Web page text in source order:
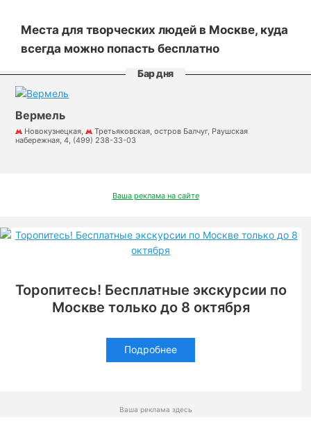
Места для творческих людей в Москве, куда
всегда можно попасть бесплатно
Бар дня
Вермель
Новокузнецкая,
Третьяковская, остров Балчуг, Раушская
набережная, 4, (499) 238-33-03
Ваша реклама на сайте
Торопитесь! Бесплатные экскурсии по
Москве только до 8 октября
Подробнее
Ваша реклама здесь